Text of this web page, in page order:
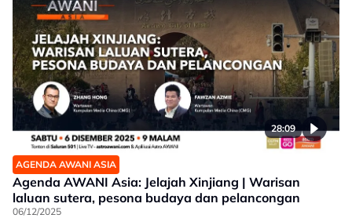
28:09
AGENDA AWANI ASIA
Agenda AWANI Asia: Jelajah Xinjiang | Warisan
laluan sutera, pesona budaya dan pelancongan
06/12/2025